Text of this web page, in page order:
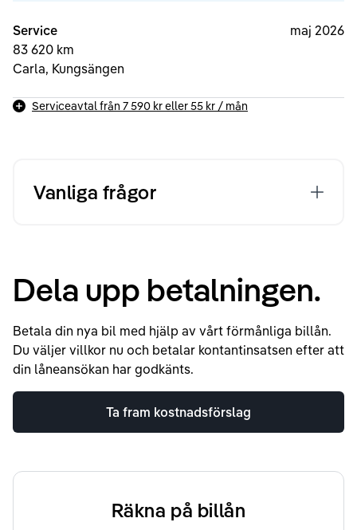
Service
83 620 km
Carla, Kungsängen
maj 2026
Serviceavtal från 7 590 kreller55 kr / mån
Vanliga frågor
Dela upp betalningen.
Betala din nya bil med hjälp av vårt förmånliga billån.
Du väljer villkor nu och betalar kontantinsatsen efter att
din låneansökan har godkänts.
Ta fram kostnadsförslag
Räkna på billån